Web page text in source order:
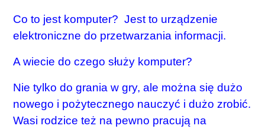
Co to jest komputer? Jest to urządzenie
elektroniczne do przetwarzania informacji.
A wiecie do czego służy komputer?
Nie tylko do grania w gry, ale można się dużo
nowego i pożytecznego nauczyć i dużo zrobić.
Wasi rodzice też na pewno pracują na